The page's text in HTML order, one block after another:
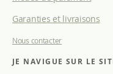
l
t
t
Garanties et livraisons
Nous contacter
JE NAVIGUE SUR LE